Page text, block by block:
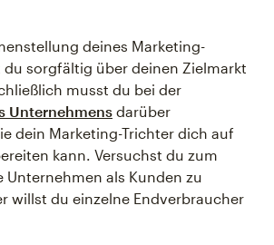
deines Marketing-
du sorgfältig über deinen Zielmarkt
musst du bei der
Unternehmens darüber
dein Marketing-Trichter dich auf
kann. Versuchst du zum
Unternehmen als Kunden zu
willst du einzelne Endverbraucher